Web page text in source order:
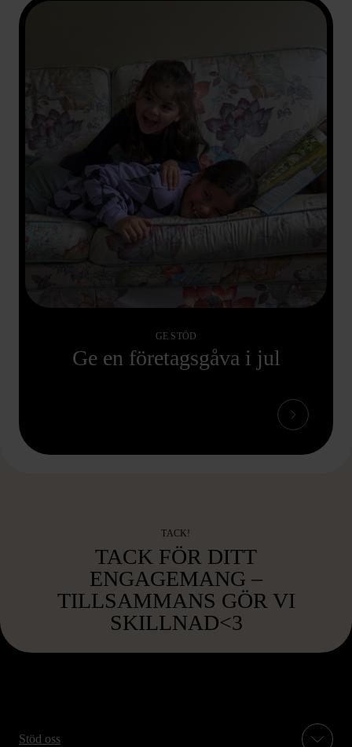
GE STÖD
Ge en företagsgåva i jul
TACK!
TACK FÖR DITT
ENGAGEMANG –
TILLSAMMANS GÖR VI
SKILLNAD<3
Stöd oss